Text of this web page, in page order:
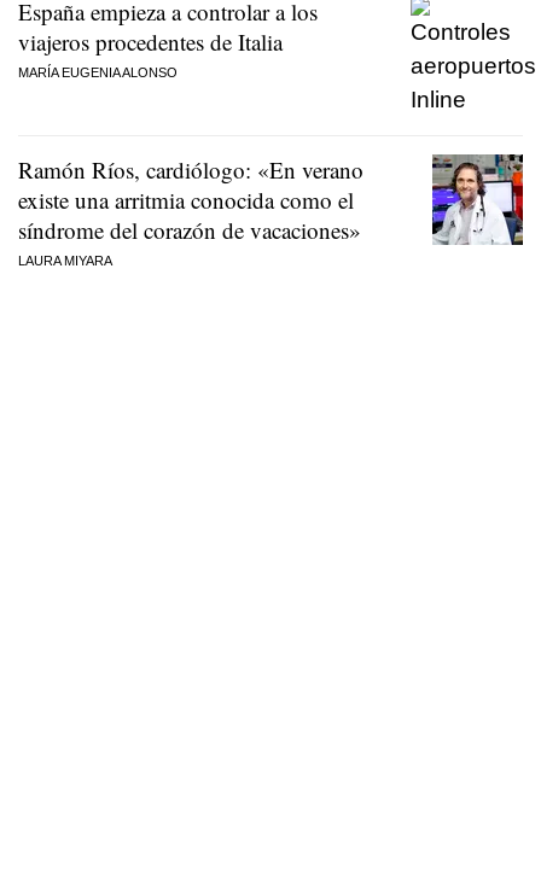
España empieza a controlar a los
viajeros procedentes de Italia
MARÍA EUGENIA ALONSO
Ramón Ríos, cardiólogo: «En verano
existe una arritmia conocida como el
síndrome del corazón de vacaciones»
LAURA MIYARA